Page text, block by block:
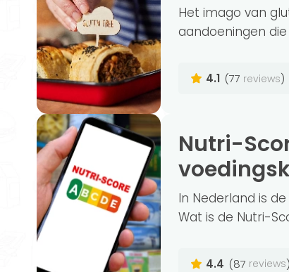
Het imago van
aandoeningen
4.1 (77 reviews)
Nutri-Score: Wat houdt dit
In Nederland is
Wat is de Nutri-
4.4 (87 reviews)